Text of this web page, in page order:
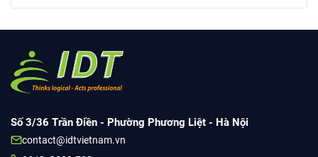
Số 3/36 Trần Điền - Phường Phương Liệt - Hà Nội
contact@idtvietnam.vn